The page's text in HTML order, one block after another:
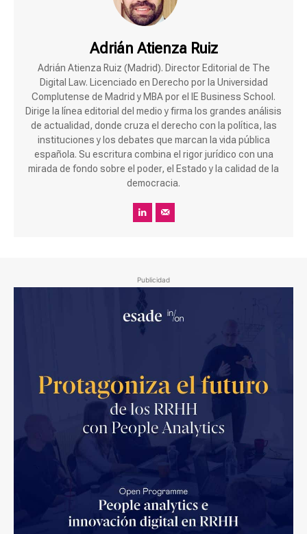
Adrián Atienza Ruiz
Adrián Atienza Ruiz (Madrid). Director Editorial de The
Digital Law. Licenciado en Derecho por la Universidad
Complutense de Madrid y MBA por el IE Business School.
Dirige la línea editorial del medio y firma los grandes análisis
de actualidad, donde cruza el derecho con la política, las
instituciones y los debates que marcan la vida pública
española. Su escritura combina el rigor jurídico con una
mirada de fondo sobre el poder, el Estado y la calidad de la
democracia.
Publicidad